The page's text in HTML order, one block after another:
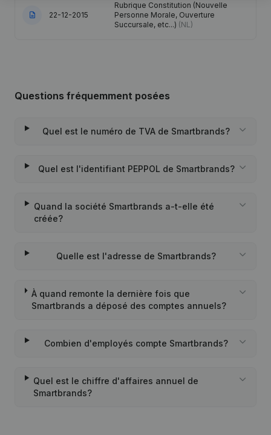
22-12-2015
Rubrique Constitution (Nouvelle
Personne Morale, Ouverture
Succursale, etc...) (NL)
Questions fréquemment posées
Quel est le numéro de TVA de Smartbrands?
Quel est l'identifiant PEPPOL de Smartbrands?
Quand la société Smartbrands a-t-elle été
créée?
Quelle est l'adresse de Smartbrands?
À quand remonte la dernière fois que
Smartbrands a déposé des comptes annuels?
Combien d'employés compte Smartbrands?
Quel est le chiffre d'affaires annuel de
Smartbrands?